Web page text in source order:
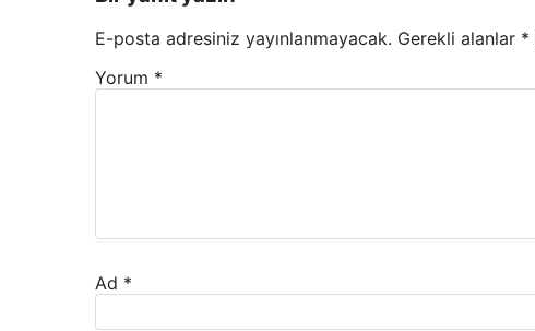
E-posta adresiniz yayınlanmayacak. Gerekli alanlar *
Yorum *
Ad *